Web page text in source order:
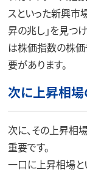
スといった新興市
昇の兆し」を見つ
は株価指数の株価
要があります。
次に上昇相場
次に、その上昇相
重要です。
一口に上昇相場と